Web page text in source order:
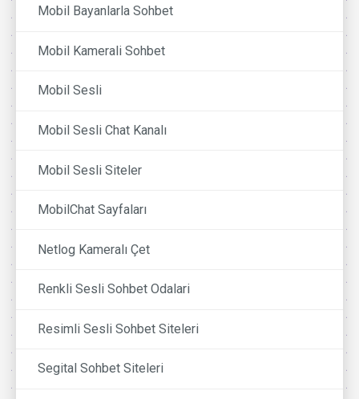
Mobil Bayanlarla Sohbet
Mobil Kamerali Sohbet
Mobil Sesli
Mobil Sesli Chat Kanalı
Mobil Sesli Siteler
MobilChat Sayfaları
Netlog Kameralı Çet
Renkli Sesli Sohbet Odalari
Resimli Sesli Sohbet Siteleri
Segital Sohbet Siteleri